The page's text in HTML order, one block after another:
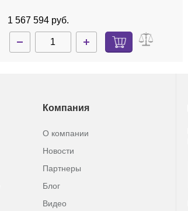
1 567 594 руб.
Компания
О компании
Новости
Партнеры
Блог
Видео